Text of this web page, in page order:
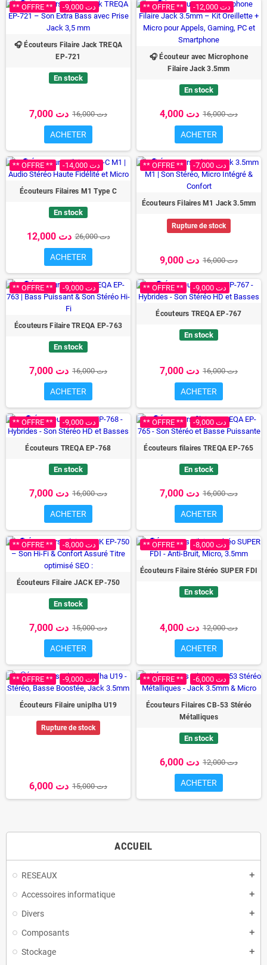
ACCUEIL
RESEAUX add
Accessoires informatique add
Divers add
Composants add
Stockage add
** OFFRE ** -9,000 دت
🎧 Écouteurs Filaire Jack TREQA
EP-721
En stock
7,000 دت 16,000 دت
ACHETER
** OFFRE ** -12,000 دت
🎧 Écouteur avec Microphone
Filaire Jack 3.5mm
En stock
4,000 دت 16,000 دت
ACHETER
** OFFRE ** -14,000 دت
Écouteurs Filaires M1 Type C
En stock
12,000 دت 26,000 دت
ACHETER
** OFFRE ** -7,000 دت
Écouteurs Filaires M1 Jack 3.5mm
Rupture de stock
9,000 دت 16,000 دت
** OFFRE ** -9,000 دت
Écouteurs Filaire TREQA EP-763
En stock
7,000 دت 16,000 دت
ACHETER
** OFFRE ** -9,000 دت
Écouteurs TREQA EP-767
En stock
7,000 دت 16,000 دت
ACHETER
** OFFRE ** -9,000 دت
Écouteurs TREQA EP-768
En stock
7,000 دت 16,000 دت
ACHETER
** OFFRE ** -9,000 دت
Écouteurs filaires TREQA EP-765
En stock
7,000 دت 16,000 دت
ACHETER
** OFFRE ** -8,000 دت
Écouteurs Filaire JACK EP-750
En stock
7,000 دت 15,000 دت
ACHETER
** OFFRE ** -8,000 دت
Écouteurs Filaire Stéréo SUPER FDI
En stock
4,000 دت 12,000 دت
ACHETER
** OFFRE ** -9,000 دت
Écouteurs Filaire uniplha U19
Rupture de stock
6,000 دت 15,000 دت
** OFFRE ** -6,000 دت
Écouteurs Filaires CB-53 Stéréo
Métalliques
En stock
6,000 دت 12,000 دت
ACHETER